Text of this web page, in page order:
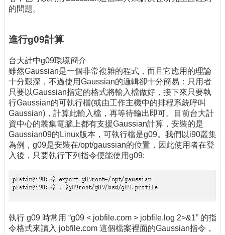
的問題。
進行g09計算
台大計中g09環境簡介
雖然Gaussian是一個非常複雜的程式，而且它應用的理論
十分艱深，不過使用Gaussian的邏輯卻十分簡易：只用者
只要以Gaussian指定的格式將輸入檔做好，接下來只要執
行Gaussian的可執行檔(或由工作主機中的排程系統呼叫
Gaussian)，計算此輸入檔，再等待輸出即可。目前台大計
資中心的叢集電腦上都有支援Gaussian計算，安裝的是
Gaussian09的Linux版本，可執行檔是g09。我們以i90叢集
為例，g09是安裝在/opt/gaussian的位置，因此使用者在登
入後，只要執行下列指令便能使用g09:
執行 g09 時常用 “g09 < jobfile.com > jobfile.log 2>&1” 的指
令格式來讀入 jobfile.com 這個檔案裡面的Gaussian指令，